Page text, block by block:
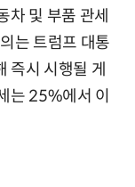
차 및 부품 관세
는 트럼프 대통
즉시 시행될 게
는 25%에서 이